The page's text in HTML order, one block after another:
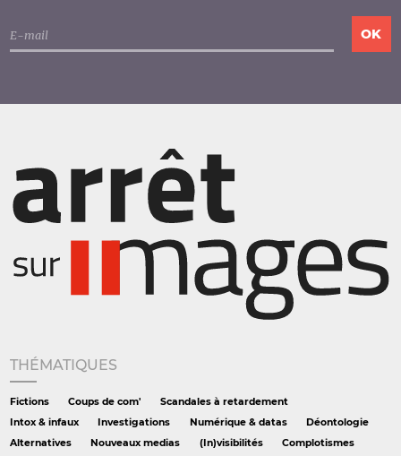
THÉMATIQUES
Fictions Coups de com'
Scandales à retardement
Intox & infaux
Investigations Numérique & datas
Déontologie
Alternatives
Nouveaux medias (In)visibilités
Complotismes